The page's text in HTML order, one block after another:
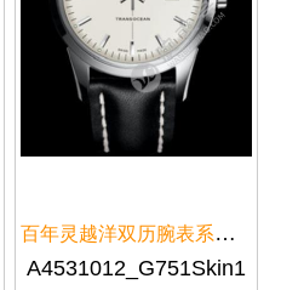
百年灵越洋双历腕表系列A4531012/...
A4531012_G751Skin1